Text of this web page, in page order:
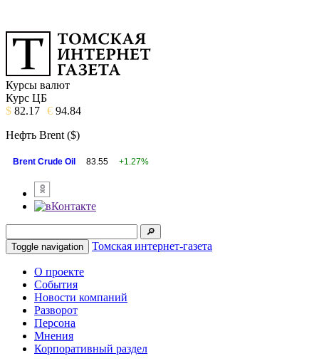
Курсы валют
Курс ЦБ
$ 82.17 € 94.84
Нефть Brent ($)
Brent Crude Oil 83.55 +1.27%
Toggle navigation Томская интернет-газета
О проекте
События
Новости компаний
Разворот
Персона
Мнения
Корпоративный раздел